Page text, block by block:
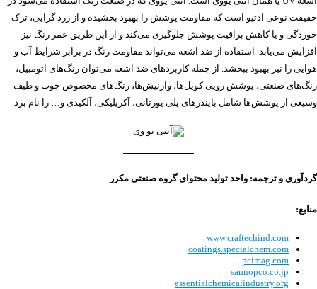
حقیقت نوعی ادتیو است که مقاومت پوشش را بهبود بخشیده و از زرد گرایی، ترک
خوردگی و یا کاهش براقیت پوشش جلوگیری می‌کند و از این طریق عمر رنگ نیز
افزایش می‌یابد. استفاده از ضد اشعه می‌تواند مقاومت رنگ در برابر شرایط آب و
هوایی را نیز بهبود ببخشد. از جمله کاربردهای ضد اشعه می‌توان رنگ‌های اتومبیل،
رنگ‌های صنعتی، پوشش رویی کویل‌ها، وارنیش‌ها، رنگ‌های مخصوص چوب و طیف
وسیعی از پوشش‌ها شامل بایندرهای پلی یورتانی، آکریلیکی، آلکیدی و… را نام برد.
گردآوری و ترجمه: واحد تولید محتوای گروه صنعتی مکرر
منابع:
www.craftechind.com
coatings.specialchem.com
pcimag.com
sannopco.co.jp
essentialchemicalindustry.org